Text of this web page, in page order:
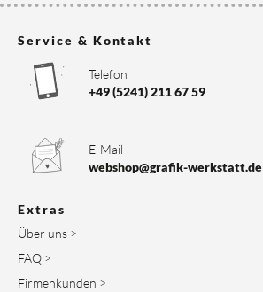
Service & Kontakt
Telefon
+49 (5241) 211 67 59
E-Mail
webshop@grafik-werkstatt.de
Extras
Über uns >
FAQ >
Firmenkunden >